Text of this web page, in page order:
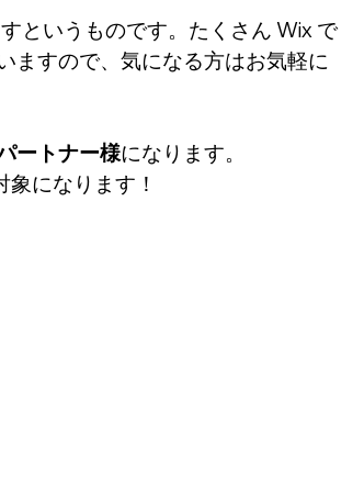
というものです。たくさん Wix で
ますので、気になる方はお気軽に
ートナー様になります。
になります！